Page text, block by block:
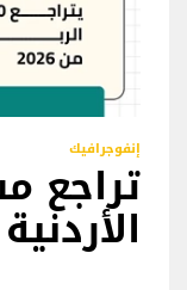
إنفوجرافيك
تراجع